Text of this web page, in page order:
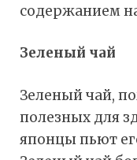
содержанием
Зеленый чай
Зеленый чай,
полезных для
японцы пьют